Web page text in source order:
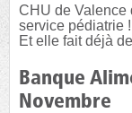
CHU de Valence
service pédiatrie !
Et elle fait déjà
Banque
Novembre